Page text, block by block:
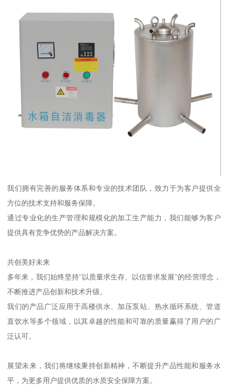
我们拥有完善的服务体系和专业的技术团队，致力于为客户提供全
方位的技术支持和服务保障。
通过专业化的生产管理和规模化的加工生产能力，我们能够为客户
提供具有竞争优势的产品解决方案。
共创美好未来
多年来，我们始终坚持"以质量求生存、以信誉求发展"的经营理念，
不断推进产品创新和技术升级。
我们的产品广泛应用于高楼供水、加压泵站、热水循环系统、管道
直饮水等多个领域，以其卓越的性能和可靠的质量赢得了用户的广
泛认可。
展望未来，我们将继续秉持创新精神，不断提升产品性能和服务水
平，为更多用户提供优质的水质安全保障方案。